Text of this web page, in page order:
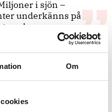
Om
i sjön –
underkänns på